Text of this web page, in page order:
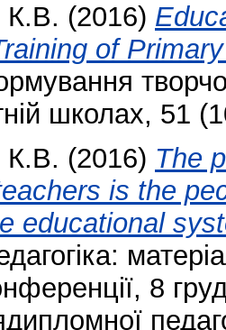
К.В. (2016)
of
школах, 51
К.В. (2016) The
is the
educational
8